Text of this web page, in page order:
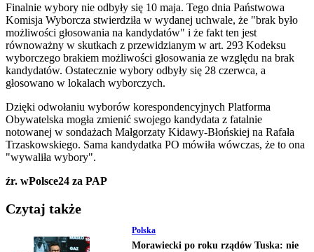
Finalnie wybory nie odbyły się 10 maja. Tego dnia Państwowa
Komisja Wyborcza stwierdziła w wydanej uchwale, że "brak było
możliwości głosowania na kandydatów" i że fakt ten jest
równoważny w skutkach z przewidzianym w art. 293 Kodeksu
wyborczego brakiem możliwości głosowania ze względu na brak
kandydatów. Ostatecznie wybory odbyły się 28 czerwca, a
głosowano w lokalach wyborczych.
Dzięki odwołaniu wyborów korespondencyjnych Platforma
Obywatelska mogła zmienić swojego kandydata z fatalnie
notowanej w sondażach Małgorzaty Kidawy-Błońskiej na Rafała
Trzaskowskiego. Sama kandydatka PO mówiła wówczas, że to ona
"wywaliła wybory".
źr. wPolsce24 za PAP
Czytaj także
Polska
Morawiecki po roku rządów Tuska: nie